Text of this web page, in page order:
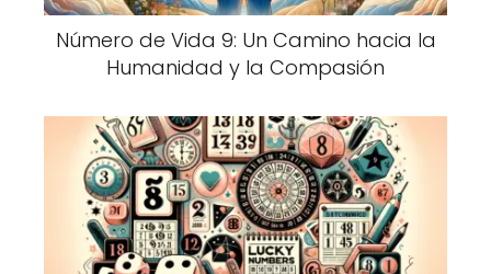
Número de Vida 9: Un Camino hacia la
Humanidad y la Compasión